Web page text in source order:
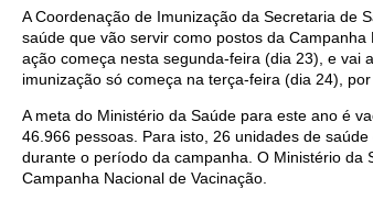
A Coordenação de Imunização da Secretaria de
saúde que vão servir como postos da
ação começa nesta segunda-feira (dia 23), e vai
imunização só começa na terça-feira (dia 24),
A meta do Ministério da Saúde para este ano é
46.966 pessoas. Para isto, 26 unidades de
durante o período da campanha. O Ministério da
Campanha Nacional de Vacinação.